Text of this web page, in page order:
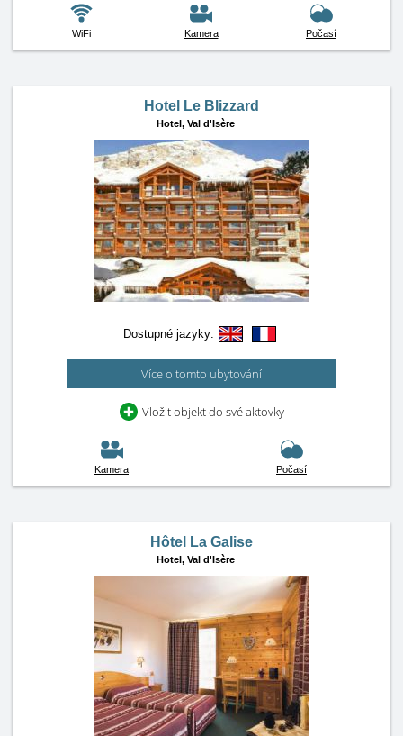
WiFi Kamera Počasí
Hotel Le Blizzard
Hotel, Val d'Isère
Dostupné jazyky:
Více o tomto ubytování
Vložit objekt do své aktovky
Kamera Počasí
Hôtel La Galise
Hotel, Val d'Isère